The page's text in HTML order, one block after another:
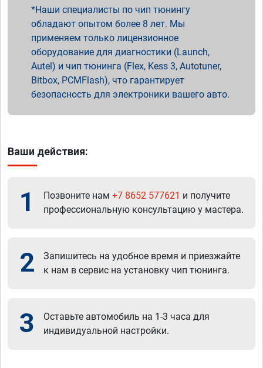
Наши специалисты по чип тюнингу
обладают опытом более 8 лет. Мы
применяем только лицензионное
оборудование для диагностики (Launch,
Autel) и чип тюнинга (Flex, Kess 3, Autotuner,
Bitbox, PCMFlash), что гарантирует
безопасность для электроники вашего авто.
Ваши действия:
1 Позвоните нам +7 8652 577621 и получите
профессиональную консультацию у мастера.
2
Запишитесь на удобное время и приезжайте
к нам в сервис на установку чип тюнинга.
3
Оставьте автомобиль на 1-3 часа для
индивидуальной настройки.